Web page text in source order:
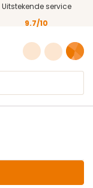
Uitstekende service
9.7/10